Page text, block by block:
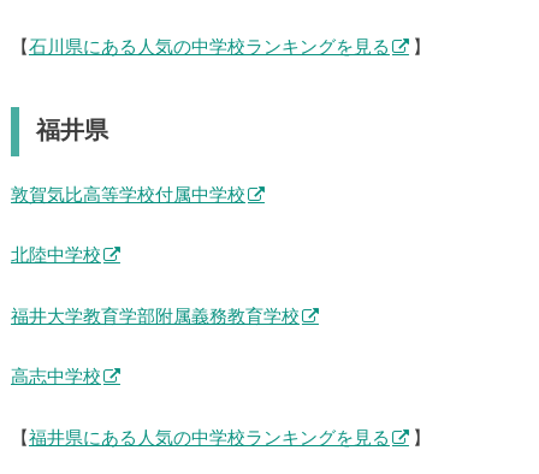
【 石川県にある人気の中学校ランキングを見る 】
福井県
敦賀気比高等学校付属中学校
北陸中学校
福井大学教育学部附属義務教育学校
高志中学校
【 福井県にある人気の中学校ランキングを見る 】